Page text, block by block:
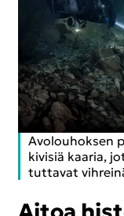
Avo­lou­hok­sen
ki­vi­siä kaa­ria,
tut­ta­vat